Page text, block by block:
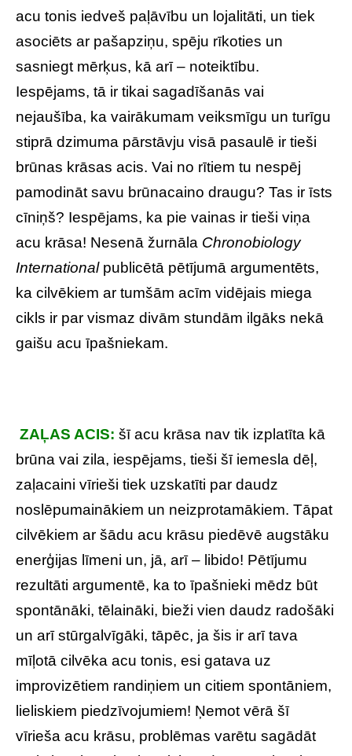
acu tonis iedveš paļāvību un lojalitāti, un tiek
asociēts ar pašapziņu, spēju rīkoties un
sasniegt mērķus, kā arī – noteiktību.
Iespējams, tā ir tikai sagadīšanās vai
nejaušība, ka vairākumam veiksmīgu un turīgu
stiprā dzimuma pārstāvju visā pasaulē ir tieši
brūnas krāsas acis. Vai no rītiem tu nespēj
pamodināt savu brūnacaino draugu? Tas ir īsts
cīniņš? Iespējams, ka pie vainas ir tieši viņa
acu krāsa! Nesenā žurnāla Chronobiology
Internationalpublicētā pētījumā argumentēts,
ka cilvēkiem ar tumšām acīm vidējais miega
cikls ir par vismaz divām stundām ilgāks nekā
gaišu acu īpašniekam.
ZAĻAS ACIS: šī acu krāsa nav tik izplatīta kā
brūna vai zila, iespējams, tieši šī iemesla dēļ,
zaļacaini vīrieši tiek uzskatīti par daudz
noslēpumainākiem un neizprotamākiem. Tāpat
cilvēkiem ar šādu acu krāsu piedēvē augstāku
enerģijas līmeni un, jā, arī – libido! Pētījumu
rezultāti argumentē, ka to īpašnieki mēdz būt
spontānāki, tēlaināki, bieži vien daudz radošāki
un arī stūrgalvīgāki, tāpēc, ja šis ir arī tava
mīļotā cilvēka acu tonis, esi gatava uz
improvizētiem randiņiem un citiem spontāniem,
lieliskiem piedzīvojumiem! Ņemot vērā šī
vīrieša acu krāsu, problēmas varētu sagādāt